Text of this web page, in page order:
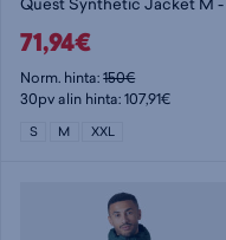
71,94€
Norm. hinta:150€
30pv alin hinta: 107,91€
S M XXL